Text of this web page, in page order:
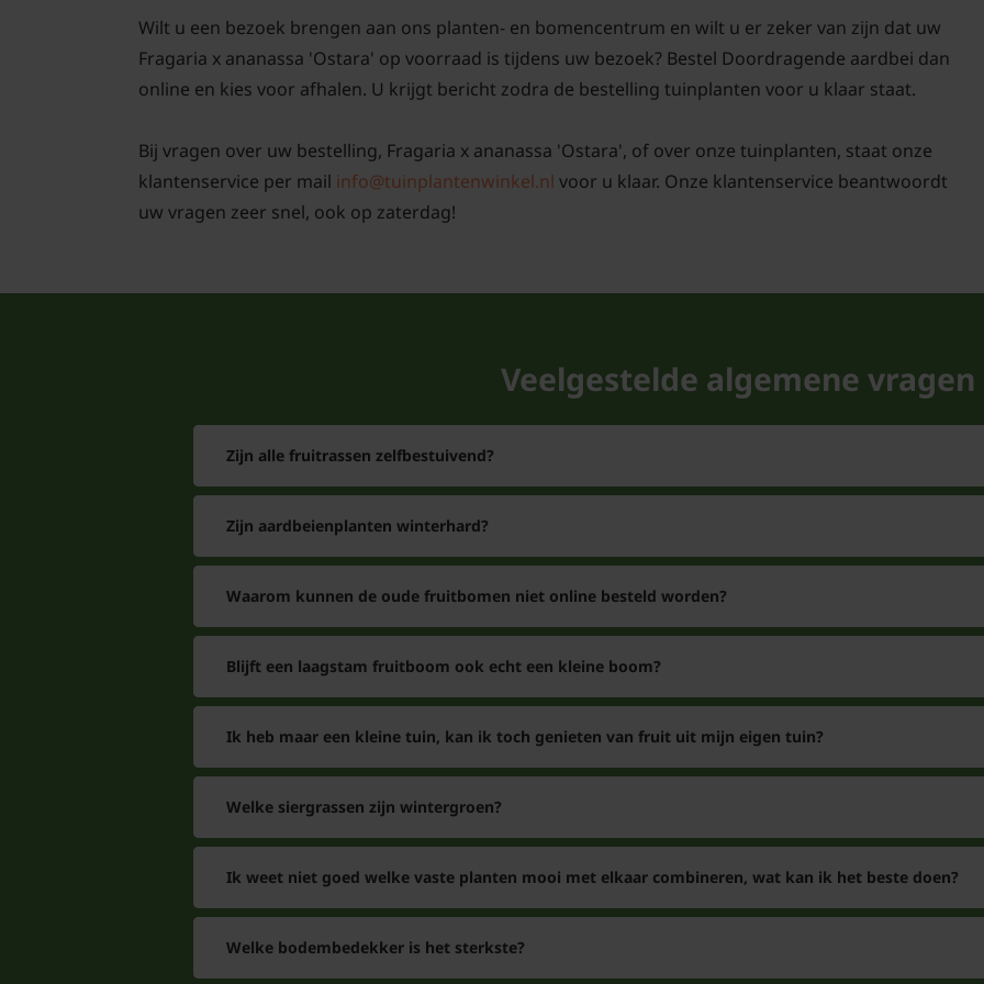
energie steken in het
moederplant kunt u
uitplanten.
Is de aardbei
De Fragaria 'Ostara'
kaliumgehalte, dit
Wat is de
kunnen zowel in de
het vroege voorjaar
kunt de aardbeien in
compost of mest bij
water als het nodig is.
Wilt u een bezoek brengen aan ons planten- en bomencentrum en wilt u er zeker van zijn dat uw
Fragaria x ananassa 'Ostara' op voorraad is tijdens uw bezoek? Bestel Doordragende aardbei dan
online en kies voor afhalen. U krijgt bericht zodra de bestelling tuinplanten voor u klaar staat.
Bij vragen over uw bestelling, Fragaria x ananassa 'Ostara', of over onze tuinplanten, staat onze
klantenservice per mail info@tuinplantenwinkel.nl voor u klaar. Onze klantenservice beantwoordt
uw vragen zeer snel, ook op zaterdag!
Veelgestelde algemene vragen
Zijn alle fruitrassen zelfbestuivend?
Zijn aardbeienplanten winterhard?
Waarom kunnen de oude fruitbomen niet online besteld worden?
Blijft een laagstam fruitboom ook echt een kleine boom?
Ik heb maar een kleine tuin, kan ik toch genieten van fruit uit mijn eigen tuin?
Welke siergrassen zijn wintergroen?
Ik weet niet goed welke vaste planten mooi met elkaar combineren, wat kan ik het beste doen?
Welke bodembedekker is het sterkste?